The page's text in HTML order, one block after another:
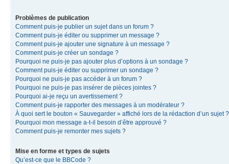
Problèmes de publication
Comment puis-je publier un sujet dans un forum ?
Comment puis-je éditer ou supprimer un message ?
Comment puis-je ajouter une signature à un message ?
Comment puis-je créer un sondage ?
Pourquoi ne puis-je pas ajouter plus d’options à un sondage ?
Comment puis-je éditer ou supprimer un sondage ?
Pourquoi ne puis-je pas accéder à un forum ?
Pourquoi ne puis-je pas insérer de pièces jointes ?
Pourquoi ai-je reçu un avertissement ?
Comment puis-je rapporter des messages à un modérateur ?
À quoi sert le bouton « Sauvegarder » affiché lors de la rédaction d’un sujet ?
Pourquoi mon message a-t-il besoin d’être approuvé ?
Comment puis-je remonter mes sujets ?
Mise en forme et types de sujets
Qu’est-ce que le BBCode ?